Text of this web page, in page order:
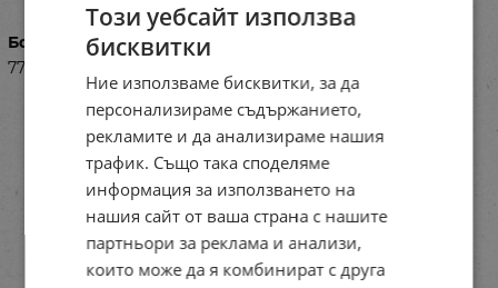
Баркод (ISBN, UPC, др.)
77PL215BRU05
Този уебсайт използва
бисквитки
Ние използваме бисквитки, за да
персонализираме съдържанието,
рекламите и да анализираме нашия
трафик. Също така споделяме
информация за използването на
нашия сайт от ваша страна с нашите
партньори за реклама и анализи,
които може да я комбинират с друга